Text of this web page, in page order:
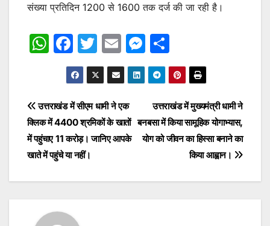
संख्या प्रतिदिन 1200 से 1600 तक दर्ज की जा रही है।
W
s
A
p
p
F
a
c
e
b
o
o
k
T
w
itt
er
E
m
ai
l
M
e
s
s
e
n
er
h
ar
e
Post
navigation
उत्तराखंड में मुख्यमंत्री धामी ने
बनबसा में किया सामूहिक योगाभ्यास,
योग को जीवन का हिस्सा बनाने का
किया आह्वान।
उत्तराखंड में सीएम धामी ने एक
क्लिक में 4400 श्रमिकों के खातों
में पहुंचाए 11 करोड़। जानिए आपके
खाते में पहुंचे या नहीं।